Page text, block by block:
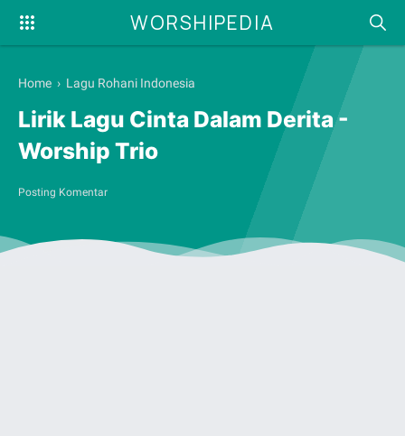
WORSHIPEDIA
Home › Lagu Rohani Indonesia
Lirik Lagu Cinta Dalam Derita -
Worship Trio
Posting Komentar